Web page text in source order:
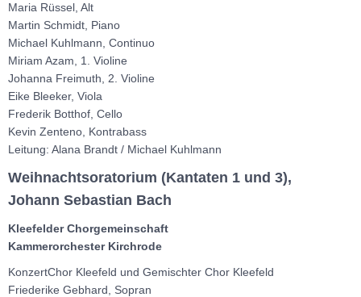
Maria Rüssel, Alt
Martin Schmidt, Piano
Michael Kuhlmann, Continuo
Miriam Azam, 1. Violine
Johanna Freimuth, 2. Violine
Eike Bleeker, Viola
Frederik Botthof, Cello
Kevin Zenteno, Kontrabass
Leitung: Alana Brandt / Michael Kuhlmann
Weihnachtsoratorium (Kantaten 1 und 3),
Johann Sebastian Bach
Kleefelder Chorgemeinschaft
Kammerorchester Kirchrode
KonzertChor Kleefeld und Gemischter Chor Kleefeld
Friederike Gebhard, Sopran